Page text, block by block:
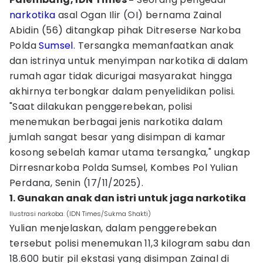
narkotika asal Ogan Ilir (OI) bernama Zainal
Abidin (56) ditangkap pihak Ditreserse Narkoba
PoldaSumsel. Tersangka memanfaatkan anak
dan istrinya untuk menyimpan narkotika di dalam
rumah agar tidak dicurigai masyarakat hingga
akhirnya terbongkar dalam penyelidikan polisi.
"Saat dilakukan penggerebekan, polisi
menemukan berbagai jenis narkotika dalam
jumlah sangat besar yang disimpan di kamar
kosong sebelah kamar utama tersangka," ungkap
Dirresnarkoba Polda Sumsel, Kombes Pol Yulian
Perdana, Senin (17/11/2025).
1. Gunakan anak dan istri untuk jaga narkotika
Ilustrasi narkoba. (IDN Times/Sukma Shakti)
Yulian menjelaskan, dalam penggerebekan
tersebut polisi menemukan 11,3 kilogram sabu dan
18.600 butir pil ekstasi yang disimpan Zainal di